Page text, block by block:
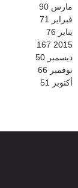
مارس 90
فبراير 71
يناير 76
2015
167
ديسمبر 50
نوفمبر 66
أكتوبر 51